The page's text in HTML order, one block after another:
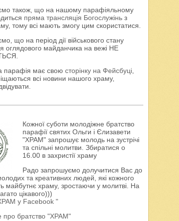
також, що на нашому парафіяльному
пряма трансляція Богослужіньз
тому всі мають змогу цим скористатися.
що на період дії військового стану
оглядового майданчика на вежі НЕ
парафія має свою сторінку на Фейсбуці,
всі новини нашого храму,
Кожної суботи молодіжне братство
парафії святих Ольги і Єлизавети
"ХРАМ" запрошує молодь на зустрічі
та спільні молитви. Збиратися о
16.00 в захристії храму
Радо запрошуємо долучитися Вас до
та креативних людей, які кожного
майбутнє храму, зростаючи у молитві. На
цікавого)))
у Facebook "
про братство "ХРАМ"